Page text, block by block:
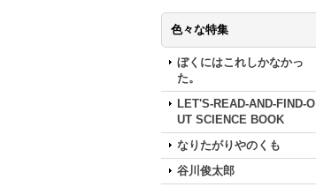
色々な特集
ぼくにはこれしかなかっ
た。
LET'S-READ-AND-FIND-O
UT SCIENCE BOOK
なりたがりやのくも
谷川俊太郎